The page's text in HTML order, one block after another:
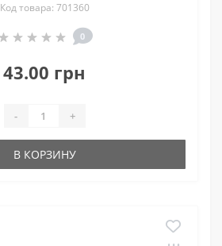
Код товара: 701360
0
43.00 грн
- +
В КОРЗИНУ